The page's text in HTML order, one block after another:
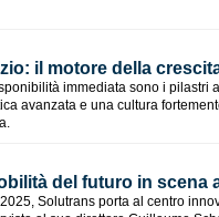
il motore della
immediata sono i pilastri
avanzata e una cultura
del futuro in scena
Solutrans porta al centro